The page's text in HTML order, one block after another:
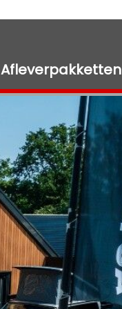
Afleverpakketten